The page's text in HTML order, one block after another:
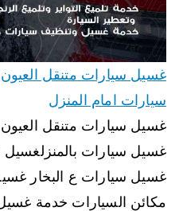
سيارات امام المنزل
غسيل سيارات متنقل
غسيل سيارات ع البخار
مكائن السيارات خدمة